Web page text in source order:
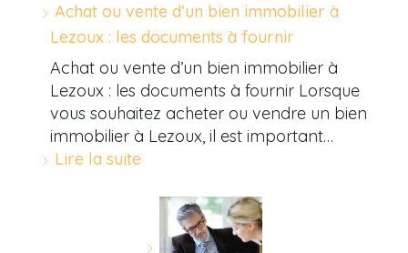
Achat ou vente d’un bien immobilier à
Lezoux : les documents à fournir
Achat ou vente d’un bien immobilier à
Lezoux : les documents à fournir Lorsque
vous souhaitez acheter ou vendre un bien
immobilier à Lezoux, il est important…
Lire la suite